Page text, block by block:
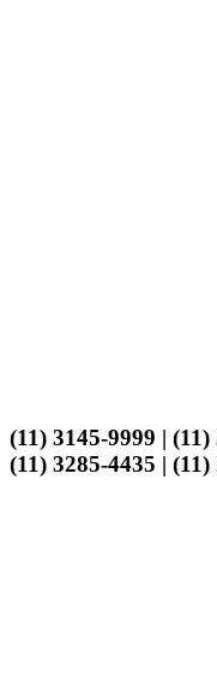
(11) 3145-9999 |
(11) 3285-4435 | (11)